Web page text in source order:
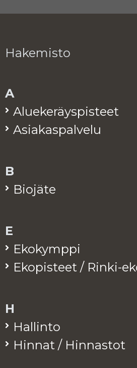
Hakemisto
A
Alue­ke­räys­pis­teet
Asia­kas­pal­ve­lu
B
Bio­jä­te
E
Eko­kymp­pi
Eko­pis­teet / Rinki-
H
Hal­lin­to
Hin­nat / Hin­nas­tot